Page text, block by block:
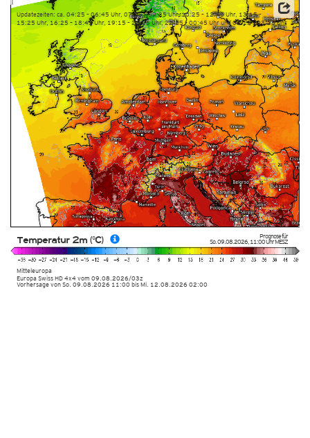
Prognose für
So. 09.08.2026,11:00 UhrMESZ
Mitteleuropa
Europa Swiss HD 4x4vom 09.08.2026/03z
Temperatur 2m (°C)
Updatezeiten: ca. 04:25 – 06:45 Uhr, 07:15 – 09:25 Uhr, 10:25 – 12:45 Uhr, 13:15 –
15:25 Uhr, 16:25 – 18:45 Uhr, 19:15 – 21:25 Uhr, 22:25 – 00:45 Uhr und 01:15 – 03:25 Uhr
Vorhersage von So. 09.08.2026 11:00 bis Mi. 12.08.2026 02:00